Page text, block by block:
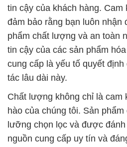
tin cậy của khách hàng. Cam
đảm bảo rằng bạn luôn nhận
phẩm chất lượng và an toàn
tin cậy của các sản phẩm
cung cấp là yếu tố quyết
tác lâu dài này.
Chất lượng không chỉ là cam
hào của chúng tôi. Sản
lưỡng chọn lọc và được
nguồn cung cấp uy tín và